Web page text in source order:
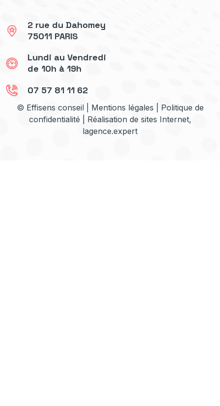
2 rue du Dahomey
75011 PARIS
Lundi au Vendredi
de 10h à 19h
07 57 81 11 62
© Effisens conseil | Mentions légales
Politique de
confidentialité | Réalisation de sites Internet,
lagence.expert